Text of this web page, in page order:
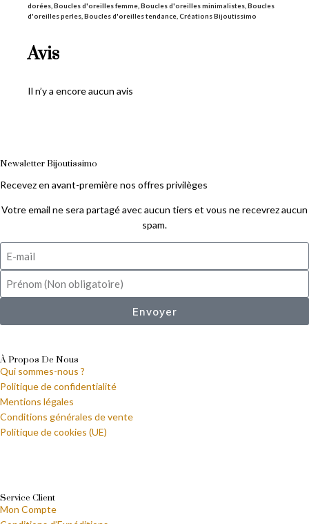
dorées Boucles d'oreilles femme Boucles d'oreilles minimalistes Boucles
d'oreilles perles Boucles d'oreilles tendance Créations Bijoutissimo
Avis
Il n’y a encore aucun avis
Newsletter Bijoutissimo
Recevez en avant-première nos offres privilèges
Votre email ne sera partagé avec aucun tiers et vous ne recevrez aucun
spam.
Envoyer
À Propos De Nous
Qui sommes-nous ?
Politique de confidentialité
Mentions légales
Conditions générales de vente
Politique de cookies (UE)
Service Client
Mon Compte